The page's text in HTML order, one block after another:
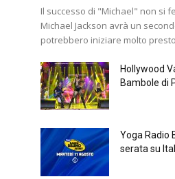
Il successo di "Michael" non si
Michael Jackson avrà un
potrebbero iniziare molto
Hollywood
Bambole di
Yoga Radio
serata su